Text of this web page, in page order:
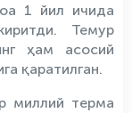
1 йил ичида
Темур
ҳам асосий
қаратилган.
миллий терма